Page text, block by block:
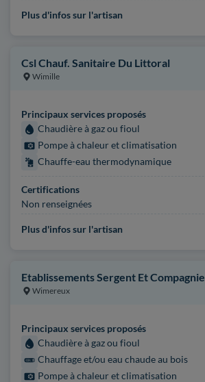
Plus d'infos sur l'artisan
Csl Chauf. Sanitaire Du Littoral
Wimille
Principaux services proposés
Chaudière à gaz ou fioul
Pompe à chaleur et climatisation
Chauffe-eau thermodynamique
Certifications
Non renseignées
Plus d'infos sur l'artisan
Etablissements Sergent Et Compagnie
Wimereux
Principaux services proposés
Chaudière à gaz ou fioul
Chauffage et/ou eau chaude au bois
Pompe à chaleur et climatisation